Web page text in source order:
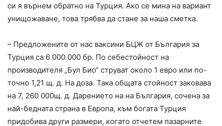
си я върнем обратно на Турция. Ако се мина на вариант
унищожаване, това трябва да стане за наша сметка.
– Предложените от нас ваксини БЦЖ от България за
Турция са 6 000 000 бр. По себестойност на
производителя „Бул Био“ струват около 1 евро или по-
точно 1,21 щ. д. На доза. Така общата стойност заковава
на 7, 260 000щ. д. Дарението на на България, сочена за
най-бедната страна в Европа, към богата Турция
придобива други размери, когато отчетем пазарните